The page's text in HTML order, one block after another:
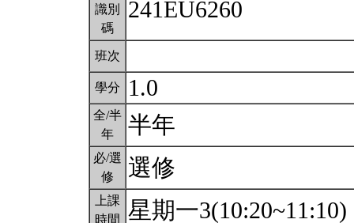
識別
碼
241EU6260
班次
學分 1.0
全/半
年
半年
必/選
修
選修
上課
時間
星期一3(10:20~11:10)